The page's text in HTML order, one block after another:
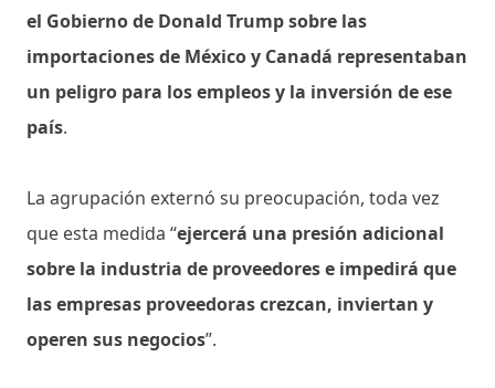
el Gobierno de Donald Trump sobre las
importaciones de México y Canadá representaban
un peligro para los empleos y la inversión de ese
país.
La agrupación externó su preocupación, toda vez
que esta medida “ejercerá una presión adicional
sobre la industria de proveedores e impedirá que
las empresas proveedoras crezcan, inviertan y
operen sus negocios”.